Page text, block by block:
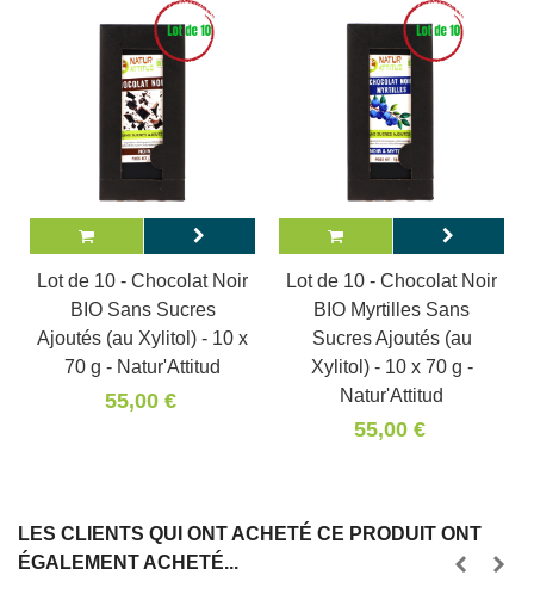
Lot de 10 - Chocolat Noir
BIO Sans Sucres
Ajoutés (au Xylitol) - 10 x
70 g - Natur'Attitud
55,00 €
Lot de 10 - Chocolat Noir
BIO Myrtilles Sans
Sucres Ajoutés (au
Xylitol) - 10 x 70 g -
Natur'Attitud
55,00 €
LES CLIENTS QUI ONT ACHETÉ CE PRODUIT ONT
ÉGALEMENT ACHETÉ...